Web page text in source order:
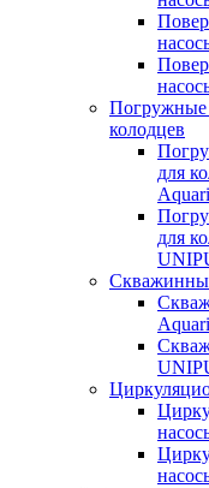
Погружные
колодцев
для
для